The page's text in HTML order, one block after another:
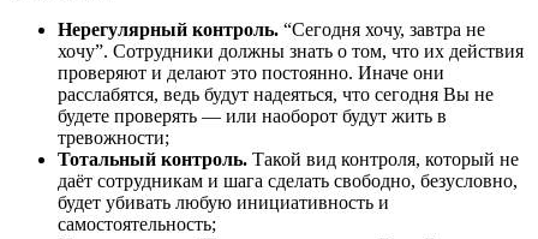
Нерегулярный контроль. “Сегодня хочу, завтра не
хочу”. Сотрудники должны знать о том, что их действия
проверяют и делают это постоянно. Иначе они
расслабятся, ведь будут надеяться, что сегодня Вы не
будете проверять — или наоборот будут жить в
тревожности;
Тотальный контроль. Такой вид контроля, который не
даёт сотрудникам и шага сделать свободно, безусловно,
будет убивать любую инициативность и
самостоятельность;